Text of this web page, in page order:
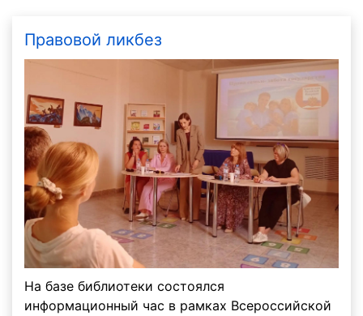
Правовой ликбез
На базе библиотеки состоялся
информационный час в рамках Всероссийской